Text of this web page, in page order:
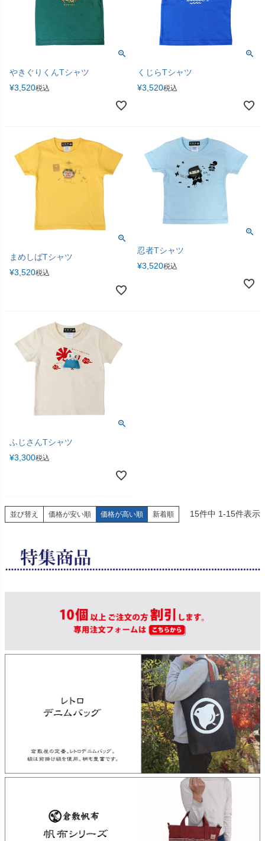
やきぐりくんTシャツ
¥3,520税込
くじらTシャツ
¥3,520税込
まめしばTシャツ
¥3,520税込
忍者Tシャツ
¥3,520税込
ふじさんTシャツ
¥3,300税込
並び替え 価格が安い順 価格が高い順 新着順 15件中 1-15件表示